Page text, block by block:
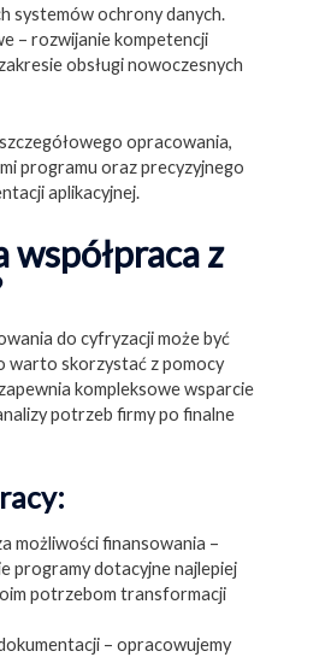
systemów ochrony danych.
– rozwijanie kompetencji
obsługi nowoczesnych
opracowania,
programu oraz precyzyjnego
aplikacyjnej.
współpraca z
do cyfryzacji może być
warto skorzystać z pomocy
kompleksowe wsparcie
potrzeb firmy po finalne
możliwości finansowania –
programy dotacyjne najlepiej
potrzebom transformacji
– opracowujemy